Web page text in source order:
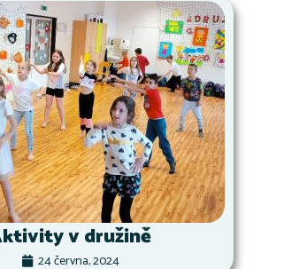
v družině
24 června, 2024